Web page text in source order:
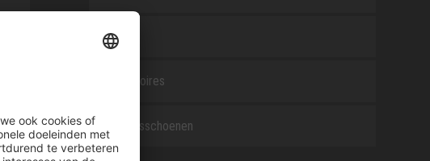
WHITE
Accessoires
Beroepsschoenen